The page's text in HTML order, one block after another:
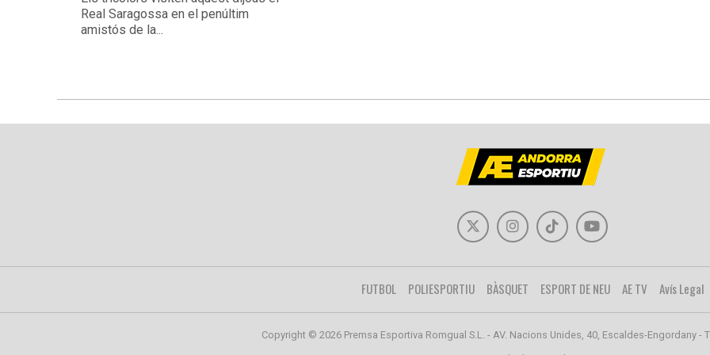
Real Saragossa en el penúltim
amistós de la...
FUTBOL POLIESPORTIU BÀSQUET ESPORT DE NEU AE TV Avís Legal
Copyright © 2026 Premsa Esportiva Romgual S.L. - AV. Nacions Unides, 40, Escaldes-Engordany -